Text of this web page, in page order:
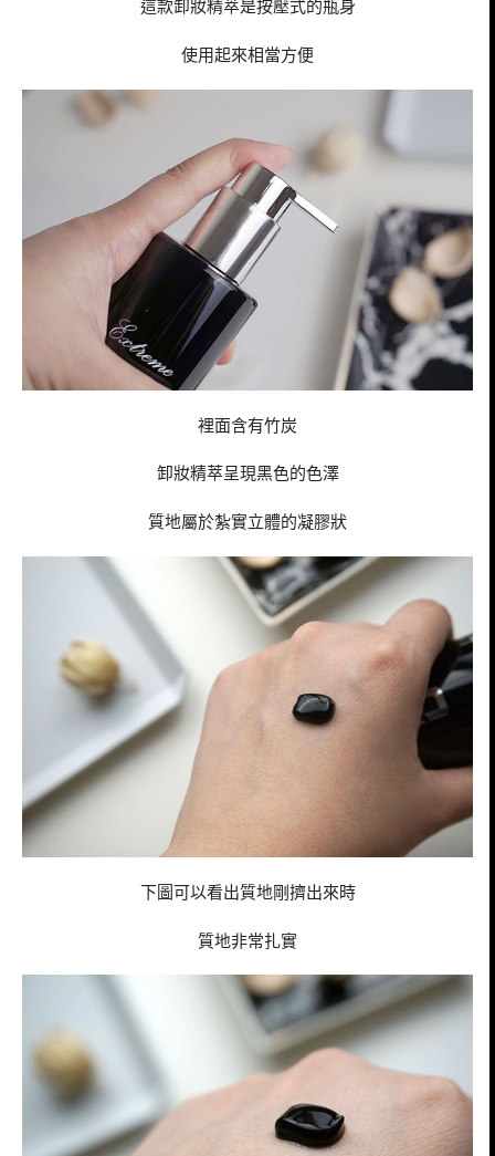
這款卸妝精萃是按壓式的瓶身
使用起來相當方便
裡面含有竹炭
卸妝精萃呈現黑色的色澤
質地屬於紮實立體的凝膠狀
下圖可以看出質地剛擠出來時
質地非常扎實